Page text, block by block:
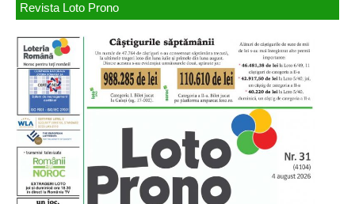
Revista Loto Prono